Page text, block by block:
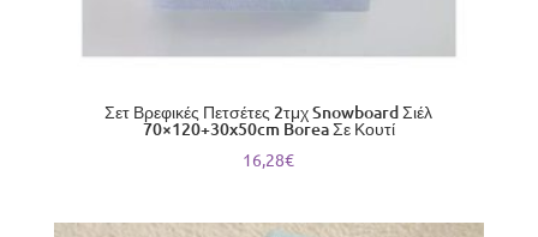
Σετ Βρεφικές Πετσέτες 2τμχ Snowboard Σιέλ
70×120+30x50cm Borea Σε Κουτί
16,28€